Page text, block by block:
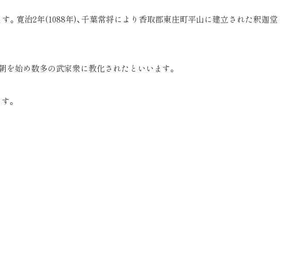
。寛治2年(1088年)、千葉常将により香取郡東庄町平山に建立された釈迦堂
を始め数多の武家衆に教化されたといいます。
。